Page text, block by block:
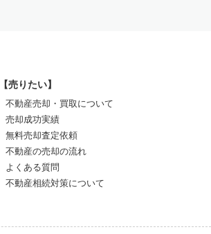
【売りたい】
不動産売却・買取について
売却成功実績
無料売却査定依頼
不動産の売却の流れ
よくある質問
不動産相続対策について